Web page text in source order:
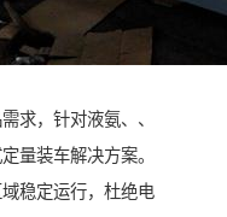
求，针对液氨、、
量装车解决方案。
稳定运行，杜绝电